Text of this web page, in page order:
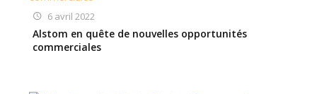
6 avril 2022
Alstom en quête de nouvelles opportunités
commerciales